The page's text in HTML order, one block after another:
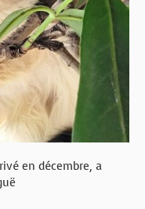
en décembre, a